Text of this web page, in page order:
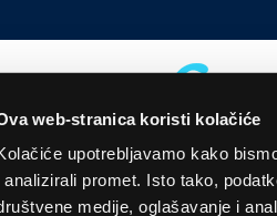
web-stranica koristi kolačiće
upotrebljavamo kako
analizirali promet. Isto tako,
medije, oglašavanje i
©